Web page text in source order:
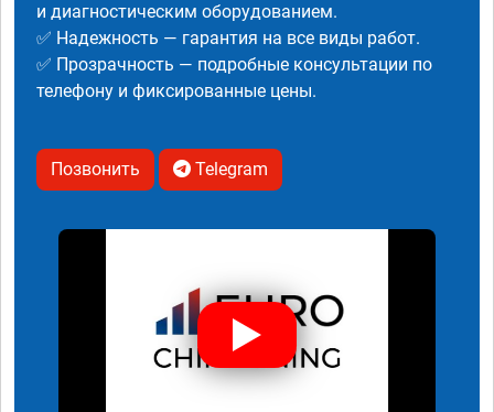
и диагностическим оборудованием.
✅ Надежность — гарантия на все виды работ.
✅ Прозрачность — подробные консультации по
телефону и фиксированные цены.
Позвонить Telegram